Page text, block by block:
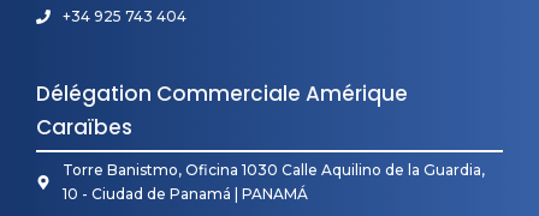
+34 925 743 404
Délégation Commerciale Amérique
Caraïbes
Torre Banistmo, Oficina 1030 Calle Aquilino de la Guardia,
10 - Ciudad de Panamá | PANAMÁ